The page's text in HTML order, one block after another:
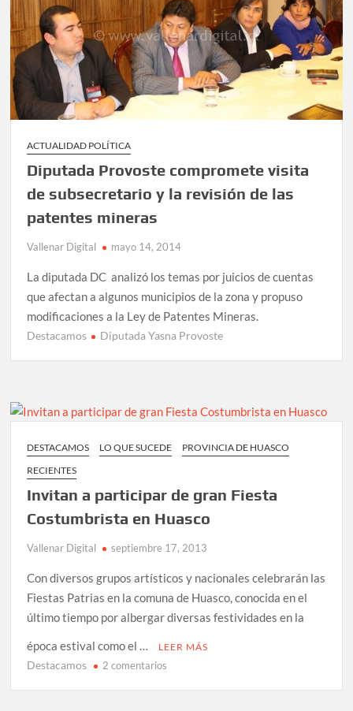
ACTUALIDAD POLÍTICA
Diputada Provoste compromete visita
de subsecretario y la revisión de las
patentes mineras
Vallenar Digital mayo 14, 2014
La diputada DC analizó los temas por juicios de cuentas
que afectan a algunos municipios de la zona y propuso
modificaciones a la Ley de Patentes Mineras.
Destacamos Diputada Yasna Provoste
DESTACAMOS LO QUE SUCEDE
PROVINCIA DE HUASCO
RECIENTES
Invitan a participar de gran Fiesta
Costumbrista en Huasco
Vallenar Digital septiembre 17, 2013
Con diversos grupos artísticos y nacionales celebrarán las
Fiestas Patrias en la comuna de Huasco, conocida en el
último tiempo por albergar diversas festividades en la
época estival como el …
LEER MÁS
Destacamos 2 comentarios